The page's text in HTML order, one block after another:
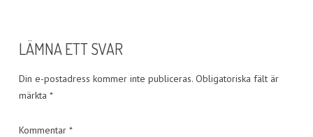
LÄMNA ETT SVAR
Din e-postadress kommer inte publiceras. Obligatoriska fält är
märkta *
Kommentar *